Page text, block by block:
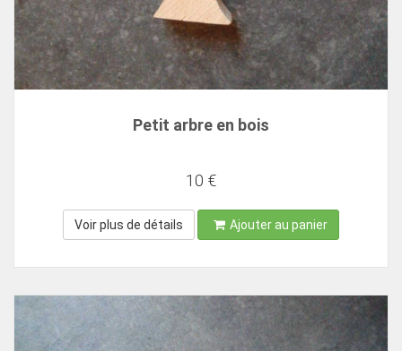
Petit arbre en bois
10 €
Voir plus de détails Ajouter au panier